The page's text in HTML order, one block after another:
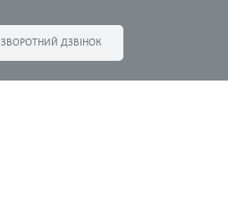
ЗВОРОТНИЙ ДЗВІНОК